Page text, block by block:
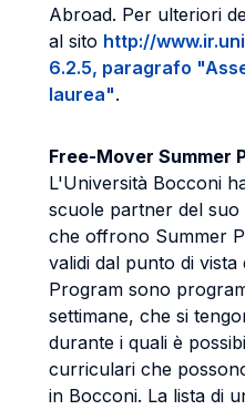
Abroad. Per ulteriori
al sito http://
6.2.5, paragrafo
laurea".
Free-Mover Summer
L'Università Bocconi
scuole partner del
che offrono Summer
validi dal punto di
Program sono
settimane, che si
durante i quali è
curriculari che
in Bocconi. La lista di